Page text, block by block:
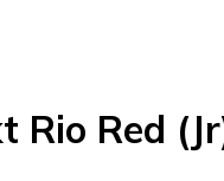
Rio Red